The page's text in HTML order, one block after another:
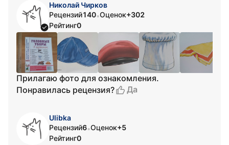
Николай Чирков
Рецензий140•Оценок+302
Рейтинг0
Прилагаю фото для ознакомления.
Понравилась рецензия?
Да
Ulibka
Рецензий6•Оценок+5
Рейтинг0